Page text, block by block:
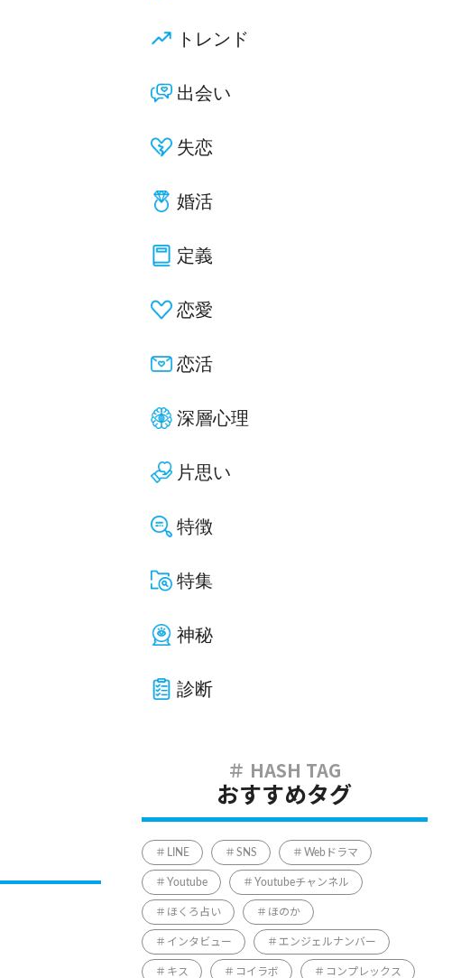
トレンド
出会い
失恋
婚活
定義
恋愛
恋活
深層心理
片思い
特徴
特集
神秘
診断
おすすめタグ
LINE SNS Webドラマ
Youtube Youtubeチャンネル
ほくろ占い ほのか
インタビュー エンジェルナンバー
キス コイラボ コンプレックス